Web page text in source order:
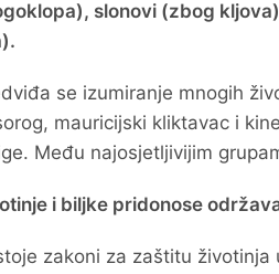
slonovi (zbog
se izumiranje mnogih
mauricijski kliktavac i
Među najosjetljivijim
i biljke pridonose
zakoni za zaštitu